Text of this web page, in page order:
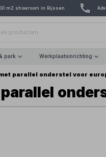
m2 showroom in Rijssen
park Werkplaatsinrichting
parallel onderstel voor